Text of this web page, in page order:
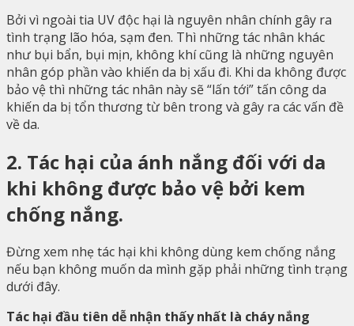
Bởi vì ngoài tia UV độc hại là nguyên nhân chính gây ra
tình trạng lão hóa, sạm đen. Thì những tác nhân khác
như bụi bẩn, bụi mịn, không khí cũng là những nguyên
nhân góp phần vào khiến da bị xấu đi. Khi da không được
bảo vệ thì những tác nhân này sẽ “lấn tới” tấn công da
khiến da bị tổn thương từ bên trong và gây ra các vấn đề
về da.
2. Tác hại của ánh nắng đối với da
khi không được bảo vệ bởi kem
chống nắng.
Đừng xem nhẹ tác hại khi không dùng kem chống nắng
nếu bạn không muốn da mình gặp phải những tình trạng
dưới đây.
Tác hại đầu tiên dễ nhận thấy nhất là cháy nắng